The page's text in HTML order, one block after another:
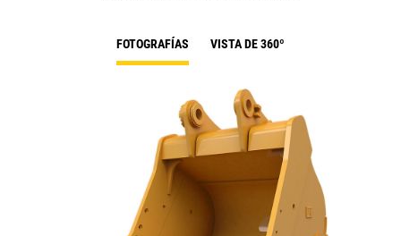
FOTOGRAFÍAS VISTA DE 360º